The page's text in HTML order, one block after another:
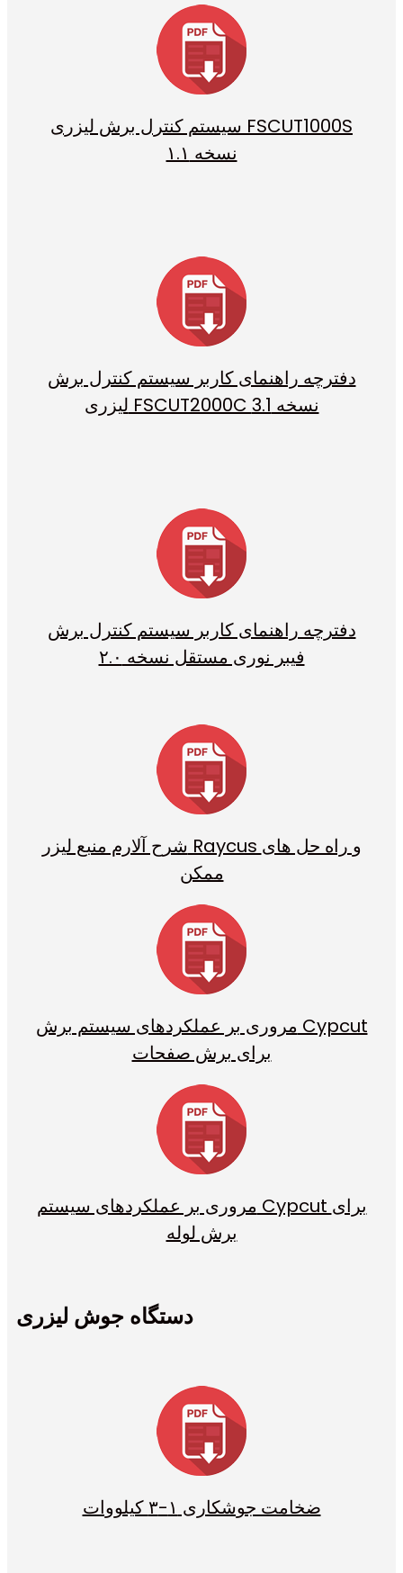
سیستم کنترل برش لیزری FSCUT1000S
نسخه ۱.۱
دفترچه راهنمای کاربر سیستم کنترل برش
لیزری FSCUT2000C نسخه 3.1
دفترچه راهنمای کاربر سیستم کنترل برش
فیبر نوری مستقل نسخه ۲.۰
شرح آلارم منبع لیزر Raycus و راه حل های
ممکن
مروری بر عملکردهای سیستم برش Cypcut
برای برش صفحات
مروری بر عملکردهای سیستم Cypcut برای
برش لوله
دستگاه جوش لیزری
ضخامت جوشکاری ۱-۳ کیلووات